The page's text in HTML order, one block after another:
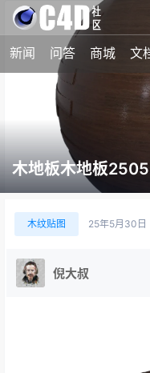
新闻 问答 商城 文
木地板木地板
木纹贴图 25年5月30日
倪大叔